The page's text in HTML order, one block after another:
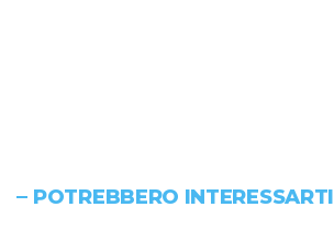
POTREBBERO INTERESSARTI